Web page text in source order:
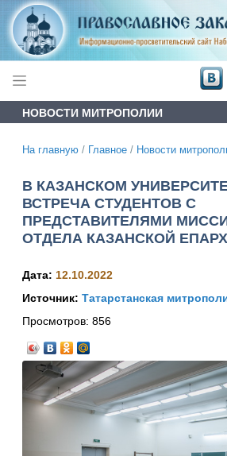
НОВОСТИ МИТРОПОЛИИ
На главную / Главное / Новости
В КАЗАНСКОМ
ВСТРЕЧА СТУДЕНТОВ С
ПРЕДСТАВИТЕЛЯМИ
ОТДЕЛА КАЗАНСКОЙ
Дата: 12.10.2022
Источник: Татарстанская
Просмотров: 856